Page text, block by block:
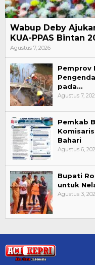
Wabup Deby
KUA-PPAS Bintan
Agustus 7, 2026
Pemprov
pada…
Agustus 7,
Pemkab
Bahari
Agustus 6,
Bupati
untuk
Agustus 3,